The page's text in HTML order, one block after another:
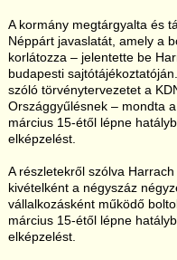
A kormány megtárgyalta és
Néppárt javaslatát, amely a
korlátozza – jelentette be
budapesti
szóló törvénytervezetet a
Országgyűlésnek – mondta
március 15-étől lépne
elképzelést.
A részletekről szólva
kivételként a négyszáz
vállalkozásként működő
március 15-étől lépne
elképzelést.